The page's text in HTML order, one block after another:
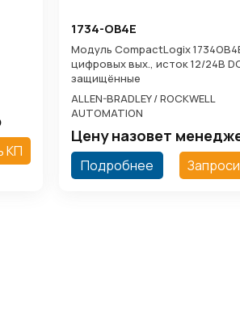
КП
1734-OB4E
Модуль CompactLogix
цифровых вых., исток 12/24В
защищённые
ALLEN-BRADLEY / ROCKWELL
AUTOMATION
Цену назовет
Подробнее